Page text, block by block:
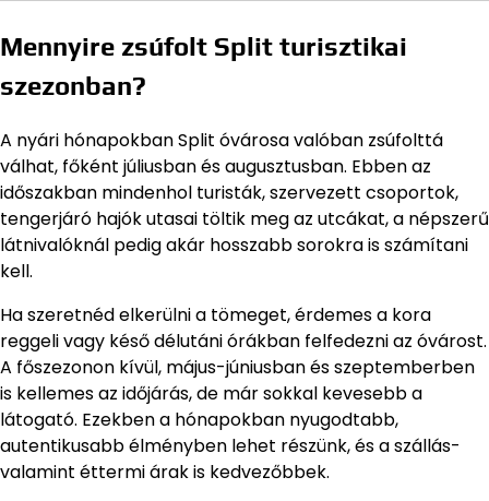
Mennyire zsúfolt Split turisztikai
szezonban?
A nyári hónapokban Split óvárosa valóban zsúfolttá
válhat, főként júliusban és augusztusban. Ebben az
időszakban mindenhol turisták, szervezett csoportok,
tengerjáró hajók utasai töltik meg az utcákat, a népszerű
látnivalóknál pedig akár hosszabb sorokra is számítani
kell.
Ha szeretnéd elkerülni a tömeget, érdemes a kora
reggeli vagy késő délutáni órákban felfedezni az óvárost.
A főszezonon kívül, május-júniusban és szeptemberben
is kellemes az időjárás, de már sokkal kevesebb a
látogató. Ezekben a hónapokban nyugodtabb,
autentikusabb élményben lehet részünk, és a szállás-
valamint éttermi árak is kedvezőbbek.